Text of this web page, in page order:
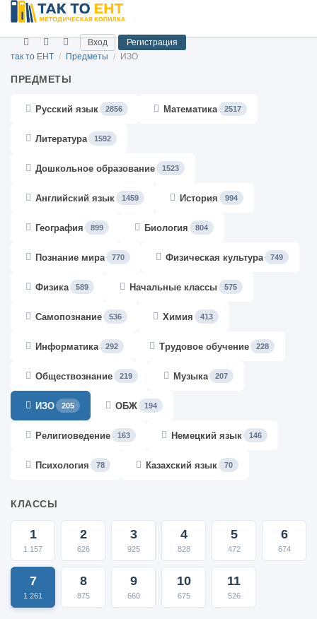
Вход
Регистрация
так то ЕНТ / Предметы / ИЗО
ПРЕДМЕТЫ
Русский язык 2856 Математика 2517
Литература 1592
Дошкольное образование 1523
Английский язык 1459 История 994
География 899 Биология 804
Познание мира 770 Физическая культура 749
Физика 589 Начальные классы 575
Самопознание 536 Химия 413
Информатика 292 Трудовое обучение 228
Обществознание 219 Музыка 207
ИЗО 205 ОБЖ 194
Религиоведение 163 Немецкий язык 146
Психология 78 Казахский язык 70
КЛАССЫ
1
1 157
2
626
3
925
4
828
5
472
6
674
7
1 261
8
875
9
660
10
675
11
526